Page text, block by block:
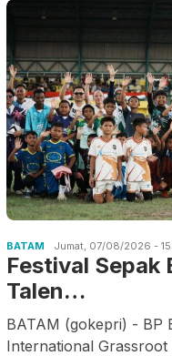
BATAM Jumat, 07/08/2026 -
Festival Sepak
Talen…
BATAM (gokepri) - BP
International Grassroot